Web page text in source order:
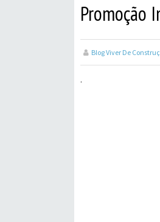
Promoção
Blog Viver De
.